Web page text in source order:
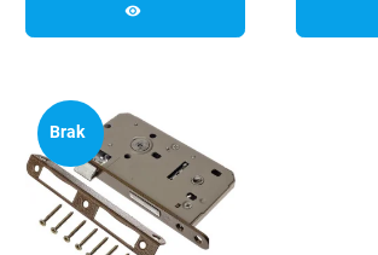
visibility
Brak